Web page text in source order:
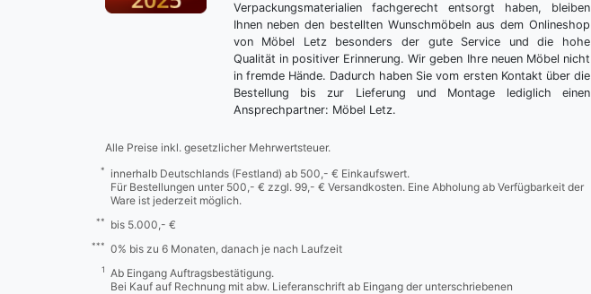
Verpackungsmaterialien fachgerecht entsorgt haben, bleiben
Ihnen neben den bestellten Wunschmöbeln aus dem Onlineshop
von Möbel Letz besonders der gute Service und die hohe
Qualität in positiver Erinnerung. Wir geben Ihre neuen Möbel nicht
in fremde Hände. Dadurch haben Sie vom ersten Kontakt über die
Bestellung bis zur Lieferung und Montage lediglich einen
Ansprechpartner: Möbel Letz.
Alle Preise inkl. gesetzlicher Mehrwertsteuer.
*
innerhalb Deutschlands (Festland) ab 500,- € Einkaufswert.
Für Bestellungen unter 500,- € zzgl. 99,- € Versandkosten. Eine Abholung ab Verfügbarkeit der
Ware ist jederzeit möglich.
** bis 5.000,- €
*** 0% bis zu 6 Monaten, danach je nach Laufzeit
1
Ab Eingang Auftragsbestätigung.
Bei Kauf auf Rechnung mit abw. Lieferanschrift ab Eingang der unterschriebenen